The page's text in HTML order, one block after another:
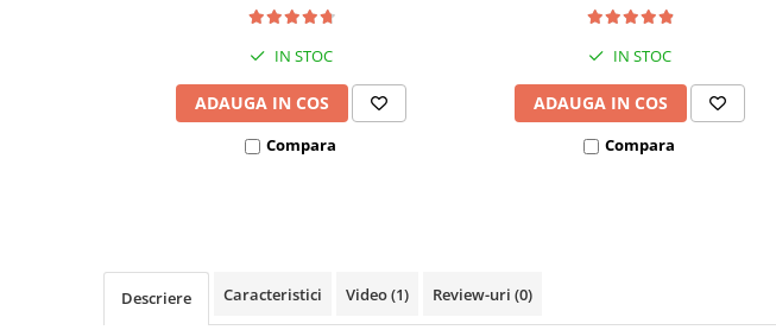
Ingrijire adulti
IN STOC
ADAUGA IN COS
Compara
IN STOC
ADAUGA IN COS
Compara
Descriere Caracteristici Video(1) Review-uri (0)